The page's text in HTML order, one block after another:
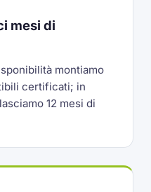
mesi di
montiamo
certificati; in
12 mesi di